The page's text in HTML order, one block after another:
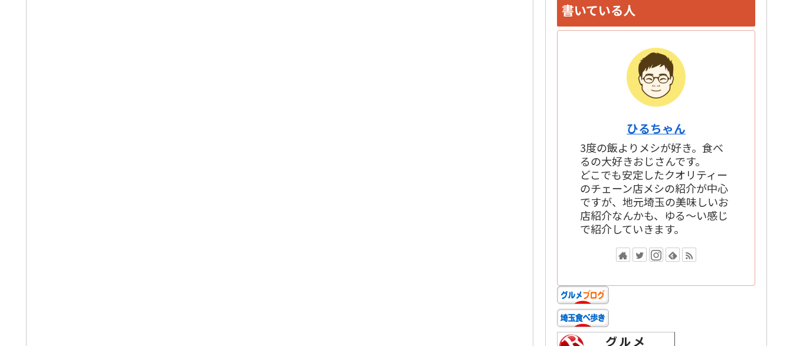
カ
イ
書いている人
ひるちゃん
3度の飯よりメシが好き。食べ
るの大好きおじさんです。
どこでも安定したクオリティー
のチェーン店メシの紹介が中心
ですが、地元埼玉の美味しいお
店紹介なんかも、ゆる～い感じ
で紹介していきます。